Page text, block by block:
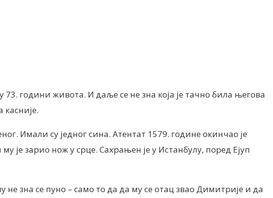
години живота. И даље се не зна која је тачно била његова
Имали су једног сина. Атентат 1579. године окинчао је
је зарио нож у срце. Сахрањен је у Истанбулу, поред Ејуп
зна се пуно – само то да да му се отац звао Димитрије и да